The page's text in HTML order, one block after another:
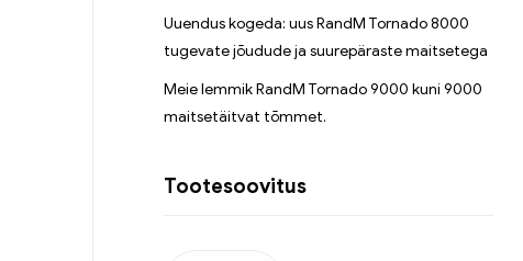
Uuendus kogeda: uus RandM Tornado 8000
tugevate jõudude ja suurepäraste maitsetega
Meie lemmik RandM Tornado 9000 kuni 9000
maitsetäitvat tõmmet.
Tootesoovitus